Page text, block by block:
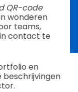
QR-code
wonderen
teams,
contact te
en
beschrijvingen